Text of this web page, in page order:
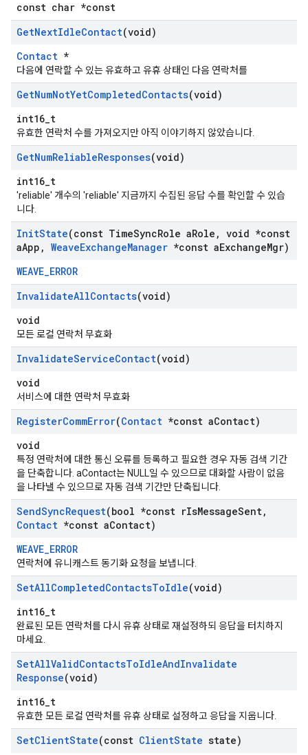
const char *const
GetNextIdleContact(void)
Contact *
다음에 연락할 수 있는 유효하고 유휴 상태인 다음 연락처를
GetNumNotYetCompletedContacts(void)
int16_t
유효한 연락처 수를 가져오지만 아직 이야기하지 않았습니다.
GetNumReliableResponses(void)
int16_t
'reliable' 개수의 'reliable' 지금까지 수집된 응답 수를 확인할 수 있습
니다.
InitState(const TimeSyncRole aRole , void *const
aApp , WeaveExchangeManager *const aExchangeMgr)
WEAVE_ERROR
InvalidateAllContacts(void)
void
모든 로컬 연락처 무효화
InvalidateServiceContact(void)
void
서비스에 대한 연락처 무효화
RegisterCommError(Contact *const aContact)
void
특정 연락처에 대한 통신 오류를 등록하고 필요한 경우 자동 검색 기간
을 단축합니다. aContact는 NULL일 수 있으므로 대화할 사람이 없음
을 나타낼 수 있으므로 자동 검색 기간만 단축됩니다.
SendSyncRequest(bool *const rIsMessageSent,
Contact *const aContact)
WEAVE_ERROR
연락처에 유니캐스트 동기화 요청을 보냅니다.
SetAllCompletedContactsToIdle(void)
int16_t
완료된 모든 연락처를 다시 유휴 상태로 재설정하되 응답을 터치하지
마세요.
SetAllValidContactsToIdleAndInvalidate
Response(void)
int16_t
유효한 모든 로컬 연락처를 유휴 상태로 설정하고 응답을 지웁니다.
SetClientState(const ClientState state)